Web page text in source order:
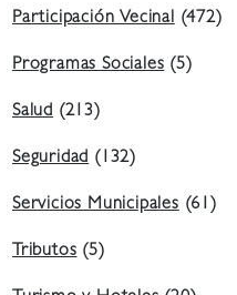
Participación Vecinal(472)
Programas Sociales(5)
Salud (213)
Seguridad(132)
Servicios Municipales(61)
Tributos(5)